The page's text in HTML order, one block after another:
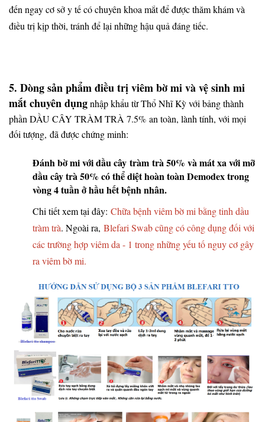
đến ngay cơ sở y tế có chuyên khoa mắt để được thăm khám và
điều trị kịp thời, tránh để lại những hậu quả đáng tiếc.
5. Dòng sản phẩm điều trị viêm bờ mi và vệ sinh mi
mắt chuyên dụngnhập khẩu từ Thổ Nhĩ Kỳ với bảng thành
phần DẦU CÂY TRÀM TRÀ 7.5% an toàn, lành tính, với mọi
đối tượng, đã được chứng minh:
Đánh bờ mi với dầu cây tràm trà 50% và mát xa với mỡ
dầu cây trà 50% có thể diệt hoàn toàn Demodex trong
vòng 4 tuần ở hầu hết bệnh nhân.
Chi tiết xem tại đây: Chữa bệnh viêm bờ mi bằng tinh dầu
tràm trà. Ngoài ra, Blefari Swab cũng có công dụng đối với
các trường hợp viêm da - 1 trong những yếu tố nguy cơ gây
ra viêm bờ mi.